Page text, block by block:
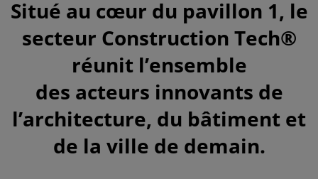
Situé au cœur du pavillon 1, le
secteur Construction Tech®
réunit l’ensemble
des acteurs innovants de
l’architecture, du bâtiment et
de la ville de demain​.